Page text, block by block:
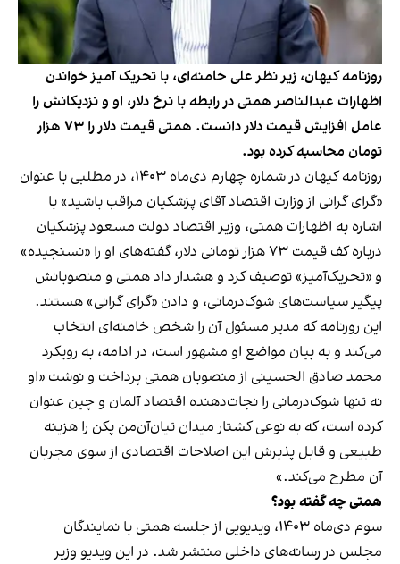
روزنامه کیهان، زیر نظر علی خامنه‌ای، با تحریک آمیز خواندن
اظهارات عبدالناصر همتی در رابطه با نرخ دلار، او و نزدیکانش را
عامل افزایش قیمت دلار دانست. همتی قیمت دلار را ۷۳ هزار
تومان محاسبه کرده بود.
روزنامه کیهان در شماره چهارم دی‌ماه ۱۴۰۳، در مطلبی با عنوان
«گرای گرانی از وزارت اقتصاد آقای پزشکیان مراقب باشید» با
اشاره به اظهارات همتی، وزیر اقتصاد دولت مسعود پزشکیان
درباره کف قیمت ۷۳ هزار تومانی دلار، گفته‌های او را «نسنجیده»
و «تحریک‌آمیز» توصیف کرد و هشدار داد همتی و منصوبانش
پیگیر سیاست‌های شوک‌درمانی، و دادن «گرای گرانی» هستند.
این روزنامه که مدیر مسئول آن را شخص خامنه‌ای انتخاب
می‌کند و به بیان مواضع او مشهور است، در ادامه، به رویکرد
محمد صادق الحسینی از منصوبان همتی پرداخت و نوشت «او
نه تنها شوک‌درمانی را نجات‌دهنده اقتصاد آلمان و چین عنوان
کرده است، که به نوعی کشتار میدان تیان‌آن‌من پکن را هزینه
طبیعی و قابل پذیرش این اصلاحات اقتصادی از سوی مجریان
آن مطرح می‌کند.»
همتی چه گفته بود؟
سوم دی‌ماه ۱۴۰۳، ویدیویی از جلسه همتی با نمایندگان
مجلس در رسانه‌های داخلی منتشر شد. در این ویدیو وزیر